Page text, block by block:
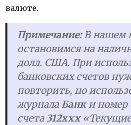
валюте.
Примечание:В нашем
остановимся на
долл. США. При
банковских счетов
повторить, но
журнала Банки номер
счета 312ххх«Текущие